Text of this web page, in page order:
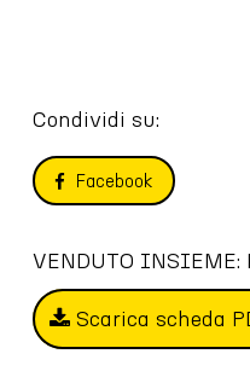
Condividi su:
Facebook
VENDUTO INSIEME:
Scarica scheda